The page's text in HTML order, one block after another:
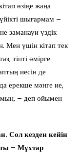
өзіңе жаңа
шығармам –
заманауи үздік
Мен үшін кітап тек
тіпті өмірге
иесін де
ерекше мәнге ие,
– деп ойымен
Сол кезден кейін
– Мұхтар